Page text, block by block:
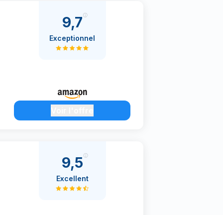
9,7
Exceptionnel
9,5
Excellent